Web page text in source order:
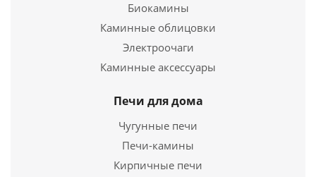
Печь для бани Гефест ЗК 30 (П) Ураган
153 500руб.
Биокамины
Каминные облицовки
Электроочаги
Каминные аксессуары
Печи для дома
Чугунные печи
Печи-камины
Кирпичные печи